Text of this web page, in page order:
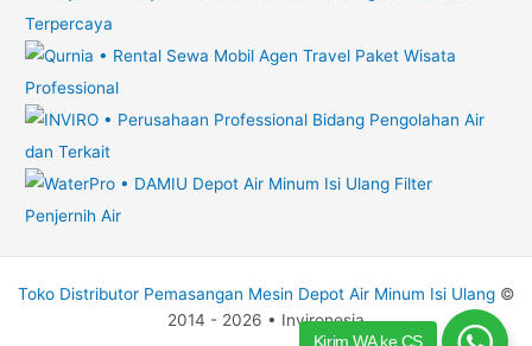
Toko Distributor Pemasangan Mesin Depot Air Minum Isi Ulang©
2014 - 2026 • Invironesia
Kirim WA ke CS